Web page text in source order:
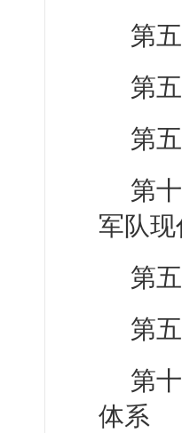
第
第
第
第
军队现
第
第
第
体系